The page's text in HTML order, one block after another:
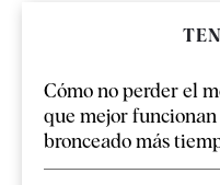
Cómo no perder el
que mejor
bronceado más